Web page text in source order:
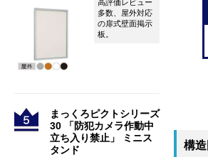
構造
高評価レビュー
多数、屋外対応
の扉式壁面掲示
板。
まっくろピクトシリーズ
30 「防犯カメラ作動中
立ち入り禁止」 ミニス
タンド